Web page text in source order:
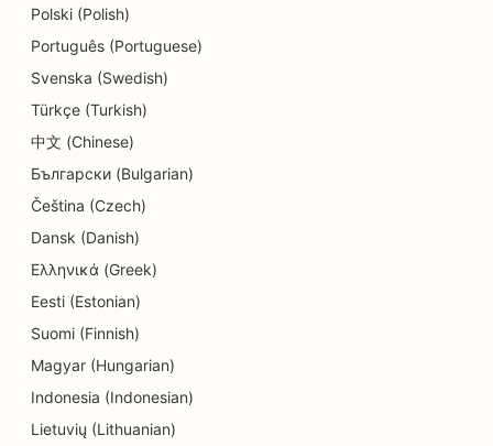
Polski (Polish)
Português (Portuguese)
Svenska (Swedish)
Türkçe (Turkish)
中文 (Chinese)
Български (Bulgarian)
Čeština (Czech)
Dansk (Danish)
Ελληνικά (Greek)
Eesti (Estonian)
Suomi (Finnish)
Magyar (Hungarian)
Indonesia (Indonesian)
Lietuvių (Lithuanian)